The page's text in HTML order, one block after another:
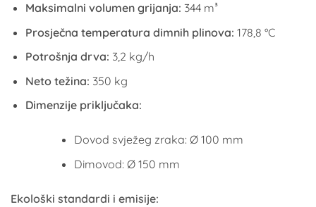
Maksimalni volumen grijanja: 344 m³
Prosječna temperatura dimnih plinova: 178,8 °C
Potrošnja drva: 3,2 kg/h
Neto težina: 350 kg
Dimenzije priključaka:
Dovod svježeg zraka: Ø 100 mm
Dimovod: Ø 150 mm
Ekološki standardi i emisije: